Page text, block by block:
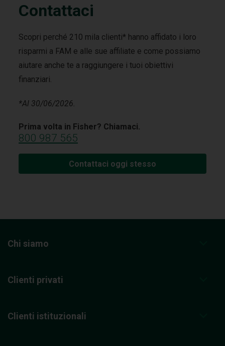
Contattaci
Scopri perché 210 mila clienti* hanno affidato i loro
risparmi a FAM e alle sue affiliate e come possiamo
aiutare anche te a raggiungere i tuoi obiettivi
finanziari.
*Al 30/06/2026.
Prima volta in Fisher? Chiamaci.
800 987 565
Contattaci oggi stesso
Chi siamo
Clienti privati
Clienti istituzionali